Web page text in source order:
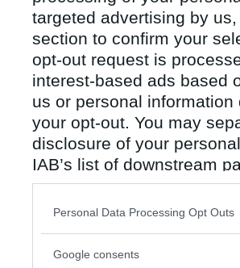
targeted advertising by
section to confirm your
opt-out request is
interest-based ads based
us or personal
your opt-out. You may
disclosure of your
IAB’s list of downstream
also be disclosed by us
Downstream Participants
Please note that this
Personal Data Processing Opt Outs
Google consents
Antal inlägg:
1597
Samba 1- Ej medlem längre
Antal inlägg: 547
Det blir Torsk, rostad paprika,
Kinamat, jag älskar kinamat.